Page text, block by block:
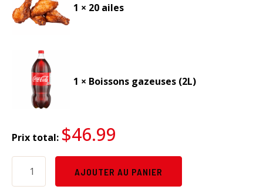
1 × 20 ailes
1 × Boissons gazeuses (2L)
Prix total: $46.99
AJOUTER AU PANIER